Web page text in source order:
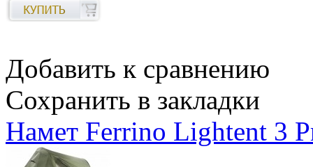
Добавить к сравнению
Сохранить в закладки
Намет Ferrino Lightent 3